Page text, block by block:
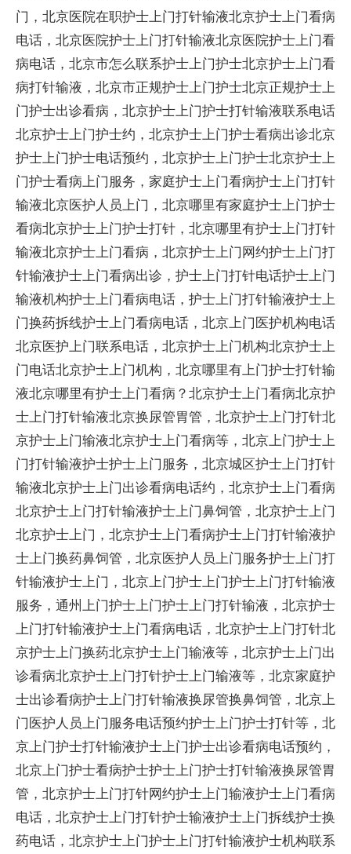
门，北京医院在职护士上门打针输液北京护士上门看病
电话，北京医院护士上门打针输液北京医院护士上门看
病电话，北京市怎么联系护士上门护士北京护士上门看
病打针输液，北京市正规护士上门护士北京正规护士上
门护士出诊看病，北京护士上门护士打针输液联系电话
北京护士上门护士约，北京护士上门护士看病出诊北京
护士上门护士电话预约，北京护士上门护士北京护士上
门护士看病上门服务，家庭护士上门看病护士上门打针
输液北京医护人员上门，北京哪里有家庭护士上门护士
看病北京护士上门护士打针，北京哪里有护士上门打针
输液北京护士上门看病，北京护士上门网约护士上门打
针输液护士上门看病出诊，护士上门打针电话护士上门
输液机构护士上门看病电话，护士上门打针输液护士上
门换药拆线护士上门看病电话，北京上门医护机构电话
北京医护上门联系电话，北京护士上门机构北京护士上
门电话北京护士上门机构，北京哪里有上门护士打针输
液北京哪里有护士上门看病？北京护士上门看病北京护
士上门打针输液北京换尿管胃管，北京护士上门打针北
京护士上门输液北京护士上门看病等，北京上门护士上
门打针输液护士护士上门服务，北京城区护士上门打针
输液北京护士上门出诊看病电话约，北京护士上门看病
北京护士上门打针输液护士上门鼻饲管，北京护士上门
北京护士上门，北京护士上门看病护士上门打针输液护
士上门换药鼻饲管，北京医护人员上门服务护士上门打
针输液护士上门，北京上门护士上门护士上门打针输液
服务，通州上门护士上门护士上门打针输液，北京护士
上门打针输液护士上门看病电话，北京护士上门打针北
京护士上门换药北京护士上门输液等，北京护士上门出
诊看病北京护士上门打针护士上门输液等，北京家庭护
士出诊看病护士上门打针输液换尿管换鼻饲管，北京上
门医护人员上门服务电话预约护士上门护士打针等，北
京上门护士打针输液护士上门护士出诊看病电话预约，
北京上门护士看病护士护士上门护士打针输液换尿管胃
管，北京护士上门打针网约护士上门输液护士上门看病
电话，北京护士上门打针护士输液护士上门拆线护士换
药电话，北京护士上门护士上门打针输液护士机构联系